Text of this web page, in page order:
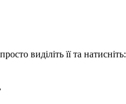
виділіть її та натисніть: